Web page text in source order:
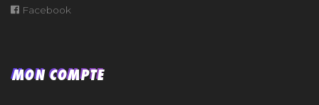
Facebook
MON COMPTE